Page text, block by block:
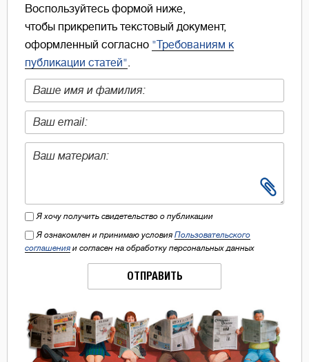
Воспользуйтесь формой ниже,
чтобы прикрепить текстовый документ,
оформленный согласно "Требованиям к
публикации статей"
Я хочу получить свидетельство о публикации
Я ознакомлен и принимаю условия Пользовательского
соглашения и согласен на обработку персональных данных
ОТПРАВИТЬ